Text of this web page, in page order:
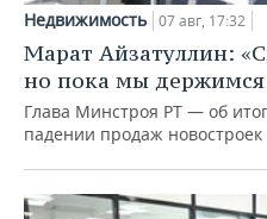
Недвижимость 07 авг, 17:32
Марат Айзатуллин:
но пока мы держимся
Глава Минстроя РТ — об
падении продаж новостроек